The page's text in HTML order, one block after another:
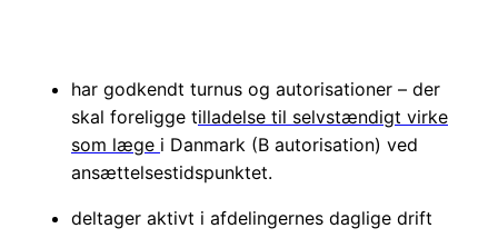
har godkendt turnus og autorisationer – der
skal foreligge tilladelse til selvstændigt virke
som læge i Danmark (B autorisation) ved
ansættelsestidspunktet.
deltager aktivt i afdelingernes daglige drift